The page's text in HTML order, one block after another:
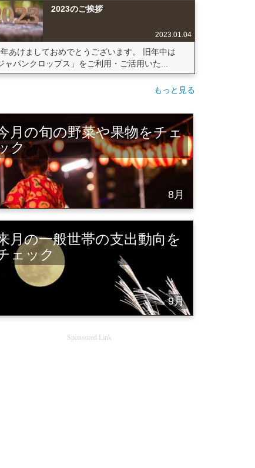
2023のご挨拶
2023.01.04
あけましておめでとうございます。 旧年中は
ャパンクロップス」をご利用・ご活用いた...
もっと見る
月の旬の野菜や果物をチェ
ク
8月
月の一般世帯の支出動向を
ェック
9月
Sponsored Link